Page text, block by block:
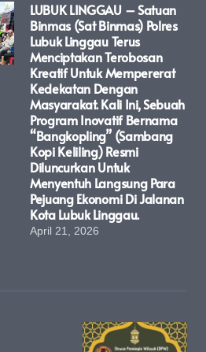
LUBUK LINGGAU – Satuan
Binmas (Sat Binmas) Polres
Lubuk Linggau Terus
Menciptakan Terobosan
Kreatif Untuk Mempererat
Kedekatan Dengan
Masyarakat. Kali Ini, Sebuah
Program Inovatif Bernama
“Bangkopling” (Sambang
Kopi Keliling) Resmi
Diluncurkan Untuk
Menyentuh Langsung Para
Pejuang Ekonomi Di Jalanan
Kota Lubuk Linggau.
April 21, 2026